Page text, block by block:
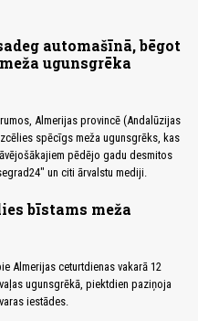
automašīnā, bēgot
ugunsgrēka
Almerijas provincē (Andalūzijas
spēcīgs meža ugunsgrēks, kas
pēdējo gadu desmitos
un citi ārvalstu mediji.
bīstams meža
Almerijas ceturtdienas vakarā 12
ugunsgrēkā, piektdien paziņoja
iestādes.